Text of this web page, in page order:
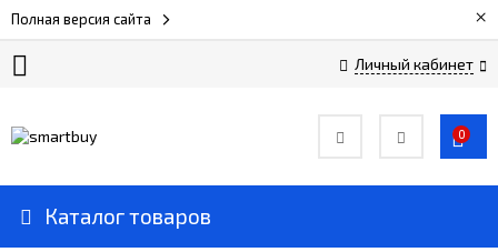
Полная версия сайта ×
Личный кабинет
0
Каталог товаров